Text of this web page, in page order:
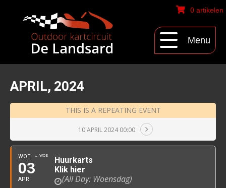
0 artikelen
Menu
APRIL, 2024
THIS IS A REPEATING EVENT
10 APRIL 2024 00:00
WOE
03
APR
WOE
Huurkarts
Klik hier
(All Day: Woensdag)